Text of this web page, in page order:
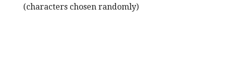
(characters chosen randomly)